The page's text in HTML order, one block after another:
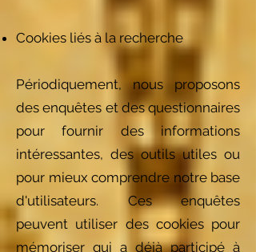
Cookies liés à la recherche
Périodiquement, nous proposons
des enquêtes et des questionnaires
pour fournir des informations
intéressantes, des outils utiles ou
pour mieux comprendre notre base
d'utilisateurs. Ces enquêtes
peuvent utiliser des cookies pour
mémoriser qui a déjà participé à